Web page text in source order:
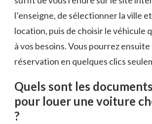
l’enseigne, de sélectionner la ville
location, puis de choisir le véhicule
à vos besoins. Vous pourrez
réservation en quelques clics
Quels sont les
pour louer une voiture
?